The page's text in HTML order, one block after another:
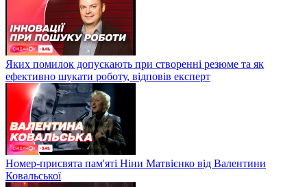
Яких помилок допускають при створенні резюме та як
ефективно шукати роботу, відповів експерт
Номер-присвята пам'яті Ніни Матвієнко від Валентини
Ковальської